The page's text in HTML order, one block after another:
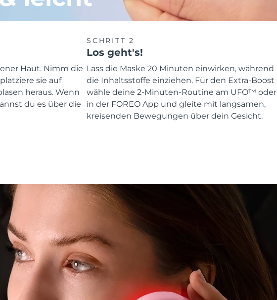
Haut. Nimm die
sie auf
heraus. Wenn
du es über die
SCHRITT 2
Los geht's!
Lass die Maske 20 Minuten einwirken, während
die Inhaltsstoffe einziehen. Für den Extra-Boost
wähle deine 2-Minuten-Routine am UFO™ oder
in der FOREO App und gleite mit langsamen,
kreisenden Bewegungen über dein Gesicht.